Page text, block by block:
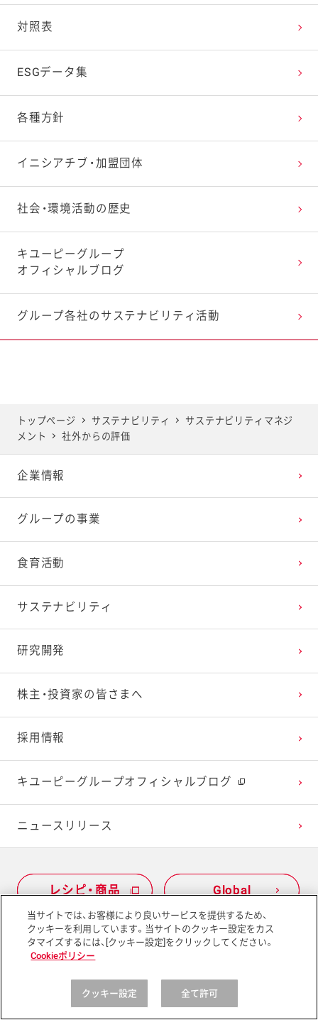
バリューチェーン品質の取り組み
サプライヤー品質の取り組み
品質基盤の強化
対照表
ESGデータ集
各種方針
イニシアチブ・加盟団体
社会・環境活動の歴史
キユーピーグループ
オフィシャルブログ
グループ各社の サステナビリティ活動
トップページ サステナビリティ
サステナビリティマネジ
メント
社外からの評価
企業情報
グループの事業
食育活動
サステナビリティ
研究開発
株主・投資家の皆さまへ
採用情報
キユーピーグループオフィシャルブログ
ニュースリリース
レシピ・商品 Global
レシピ・商品 Global
サイトマップ
プライバシーポリシー
ソーシャルメディアポリシー アクセシビリティ
当サイトでは、お客様により良いサービスを提供するため、
クッキーを利用しています。当サイトのクッキー設定をカス
タマイズするには、[クッキー設定]をクリックしてください。
Cookieポリシー
クッキー設定 全て許可